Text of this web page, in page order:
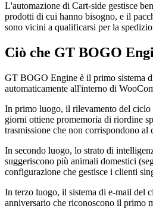
L'automazione di Cart-side gestisce
prodotti di cui hanno bisogno, e il
sono vicini a qualificarsi per la
Ciò che GT BOGO
GT BOGO Engine è il primo sistema
automaticamente all'interno di
In primo luogo, il rilevamento del ciclo
giorni ottiene promemoria di riordine
trasmissione che non corrispondono
In secondo luogo, lo strato di
suggeriscono più animali domestici
configurazione che gestisce i clienti
In terzo luogo, il sistema di e-mail del
anniversario che riconoscono il primo